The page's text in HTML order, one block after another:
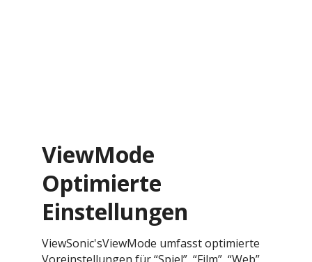
ViewMode
Optimierte
Einstellungen
ViewSonic'sViewMode umfasst optimierte